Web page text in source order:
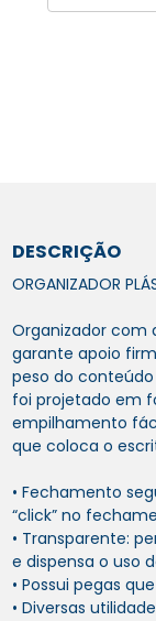
DESCRIÇÃO
ORGANIZADOR
Organizador com
garante apoio
peso do
foi projetado em
empilhamento
que coloca o
• Fechamento
“click” no
• Transparente:
e dispensa o uso
• Possui pegas
• Diversas